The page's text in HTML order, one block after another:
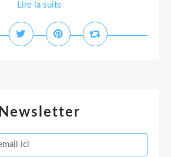
Lire la suite
Newsletter